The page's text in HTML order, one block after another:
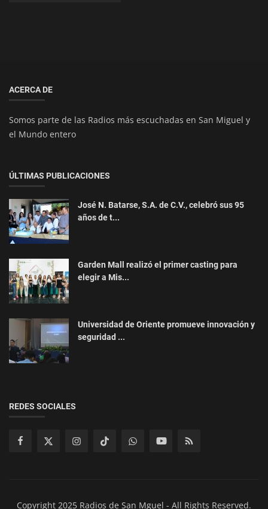
ACERCA DE
Somos parte de las Radios más escuchadas en San Miguel y
el Mundo entero
ÚLTIMAS PUBLICACIONES
José N. Batarse, S.A. de C.V., celebró sus 95
años de t...
Garden Mall realizó el primer casting para
elegir a Mis...
Universidad de Oriente promueve innovación y
seguridad ...
REDES SOCIALES
Copyright 2025 Radios de San Mguel - All Rights Reserved.